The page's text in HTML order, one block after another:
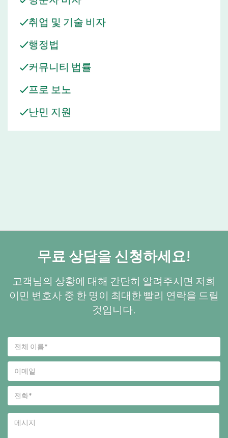
취업 및 기술 비자
행정법
커뮤니티 법률
프로 보노
난민 지원
무료 상담을 신청하세요!
고객님의 상황에 대해 간단히 알려주시면 저희
이민 변호사 중 한 명이 최대한 빨리 연락을 드릴
것입니다.